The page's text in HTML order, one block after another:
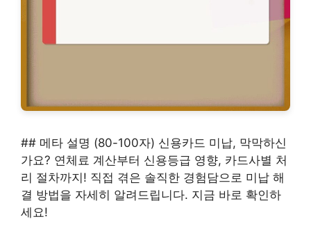
## 메타 설명 (80-100자) 신용카드 미납, 막막하신
가요? 연체료 계산부터 신용등급 영향, 카드사별 처
리 절차까지! 직접 겪은 솔직한 경험담으로 미납 해
결 방법을 자세히 알려드립니다. 지금 바로 확인하
세요!